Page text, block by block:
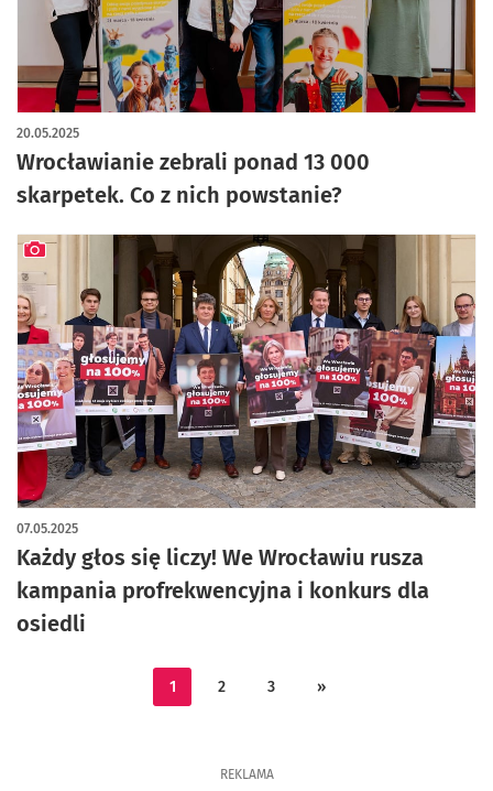
Wrocławianie zebrali ponad 13 000
skarpetek. Co z nich powstanie?
20.05.2025
Każdy głos się liczy! We Wrocławiu rusza
kampania profrekwencyjna i konkurs dla
osiedli
07.05.2025
artykuł z galerią zdjęć
1 2 3 »
REKLAMA